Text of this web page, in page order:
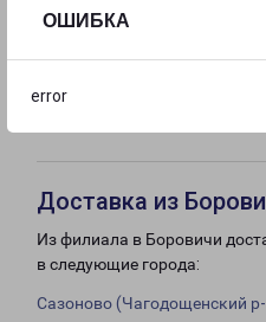
ОШИБКА
error
18:00
Доставка из
Из филиала в Боровичи
в следующие города:
Сазоново (Чагодощенский